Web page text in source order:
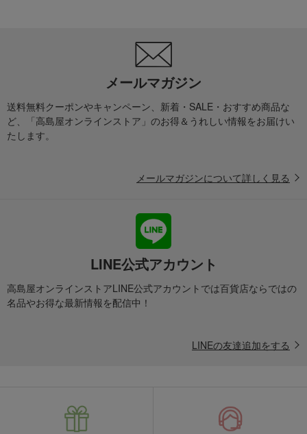
テーブルファブリック・テーブル雑貨
角盆（グラデーション）
角盆（グラデーション）
高島屋のギフト
新築・引越し内祝い
食器・リビング雑貨
ダイニンググッズ
露木木工所
ダイニンググッズ
メールマガジン
送料無料クーポンやキャンペーン、新着・SALE・おすすめ商品な
ど、「高島屋オンラインストア」のお得＆うれしい情報をお届けい
たします。
メールマガジンについて詳しく見る
LINE公式アカウント
高島屋オンラインストアLINE公式アカウントでは百貨店ならではの
名品やお得な最新情報を配信中！
LINEの友達追加をする